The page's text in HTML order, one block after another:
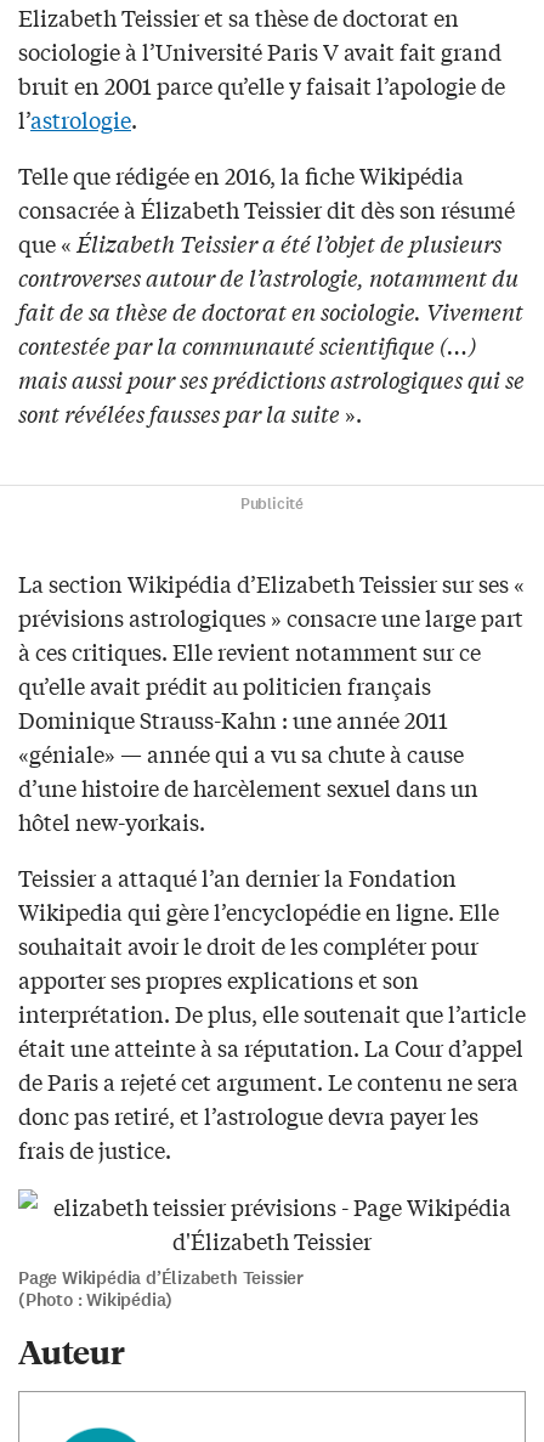
Elizabeth Teissier et sa thèse de doctorat en
sociologie à l’Université Paris V avait fait grand
bruit en 2001 parce qu’elle y faisait l’apologie de
l’astrologie.
Telle que rédigée en 2016, la fiche Wikipédia
consacrée à Élizabeth Teissier dit dès son résumé
que «Élizabeth Teissier a été l’objet de plusieurs
controverses autour de l’astrologie, notamment du
fait de sa thèse de doctorat en sociologie. Vivement
contestée par la communauté scientifique (…)
mais aussi pour ses prédictions astrologiques qui se
sont révélées fausses par la suite ».
Publicité
La section Wikipédia d’Elizabeth Teissier sur ses «
prévisions astrologiques » consacre une large part
à ces critiques. Elle revient notamment sur ce
qu’elle avait prédit au politicien français
Dominique Strauss-Kahn : une année 2011
«géniale» — année qui a vu sa chute à cause
d’une histoire de harcèlement sexuel dans un
hôtel new-yorkais.
Teissier a attaqué l’an dernier la Fondation
Wikipedia qui gère l’encyclopédie en ligne. Elle
souhaitait avoir le droit de les compléter pour
apporter ses propres explications et son
interprétation. De plus, elle soutenait que l’article
était une atteinte à sa réputation. La Cour d’appel
de Paris a rejeté cet argument. Le contenu ne sera
donc pas retiré, et l’astrologue devra payer les
frais de justice.
Page Wikipédia d’Élizabeth Teissier
(Photo : Wikipédia)
Auteur